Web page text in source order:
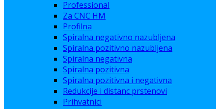
Professional
Za CNC HM
Profilna
Spiralna negativno nazubljena
Spiralna pozitivno nazubljena
Spiralna negativna
Spiralna pozitivna
Spiralna pozitivna i negativna
Redukcije i distanc prstenovi
Prihvatnici